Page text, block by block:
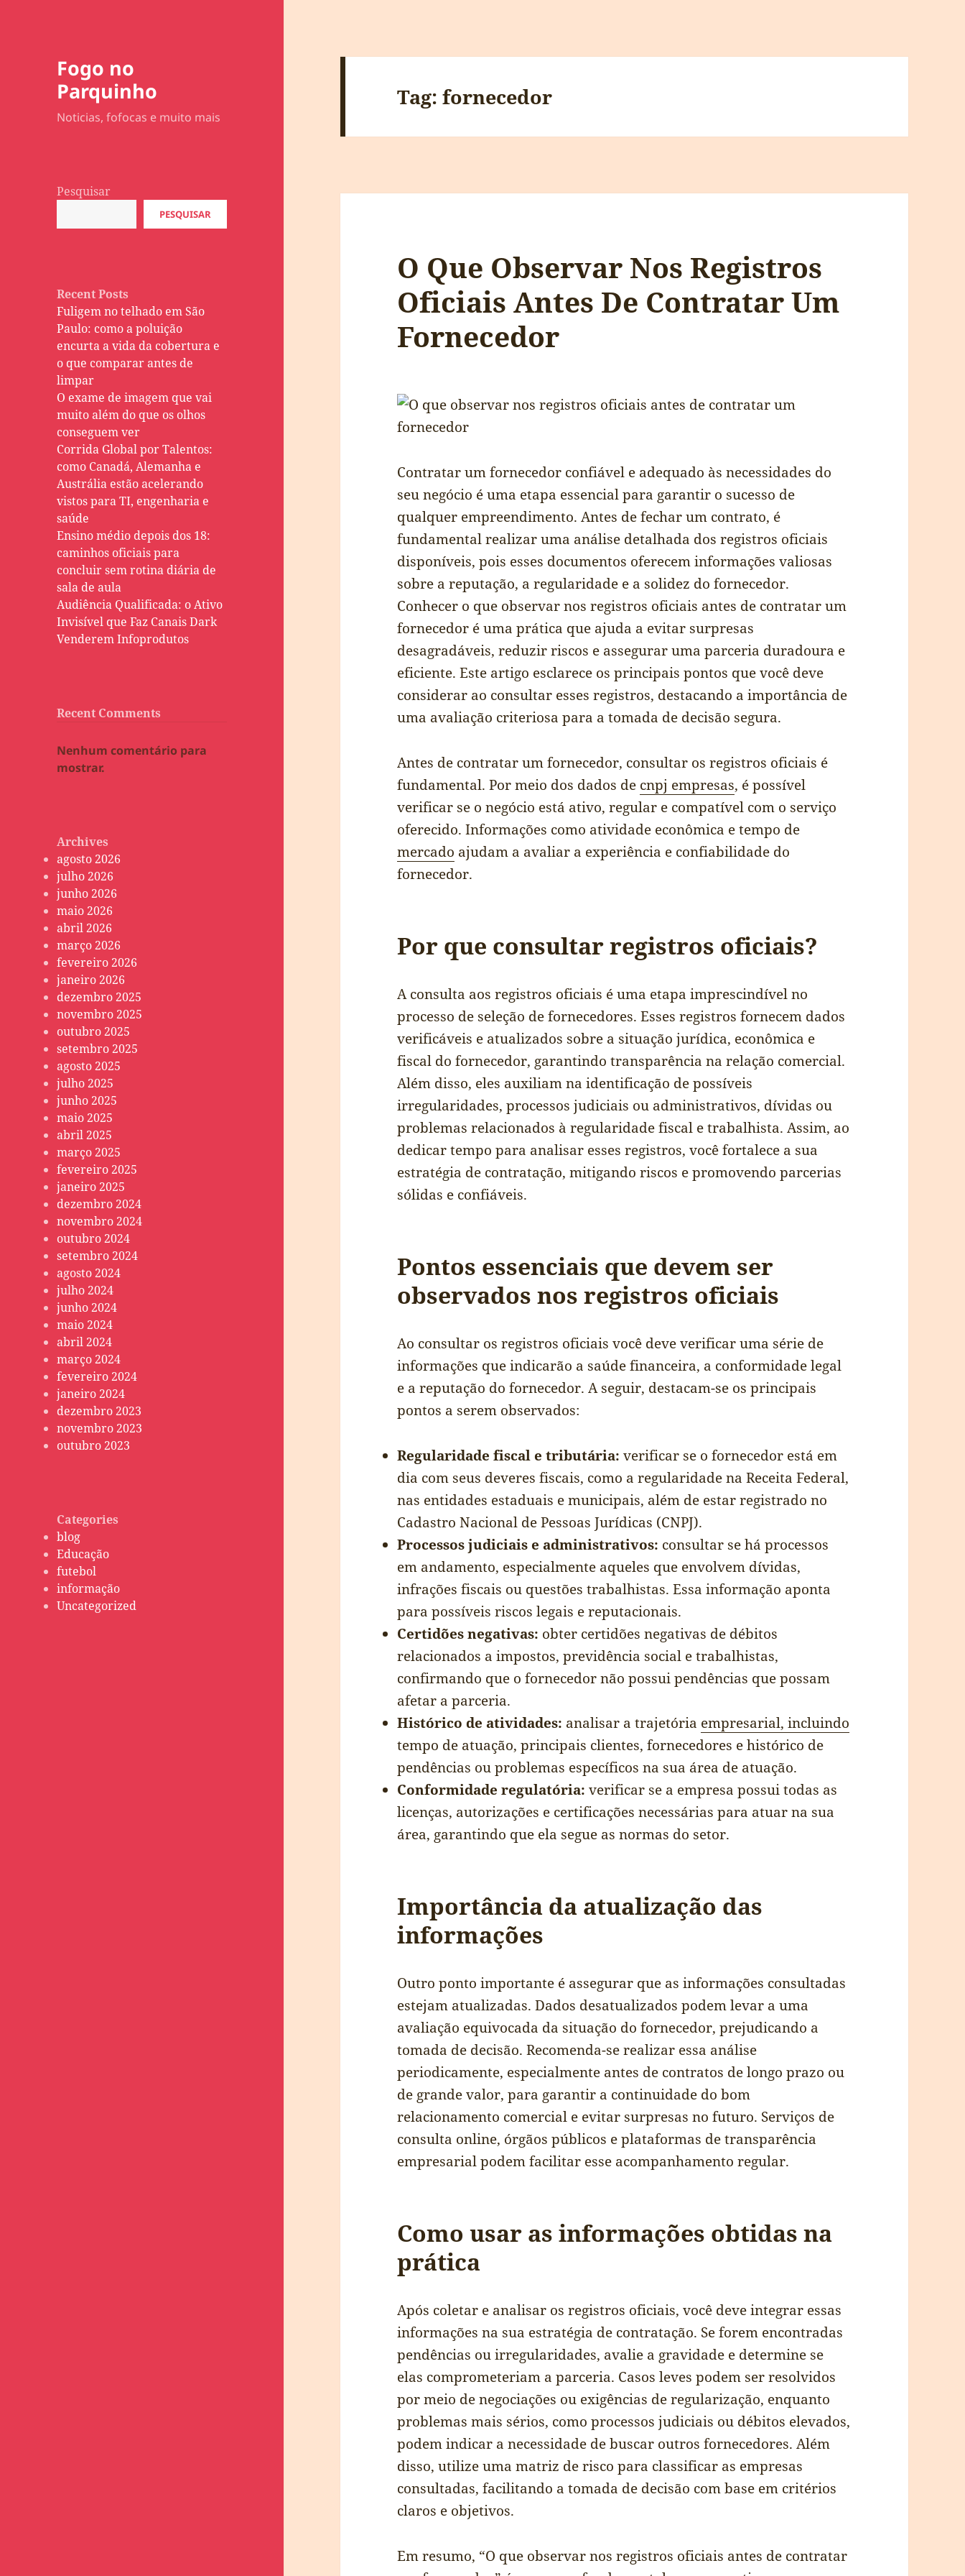
Fogo no
Parquinho
Noticias, fofocas e muito mais
Pesquisar
PESQUISAR
Recent Posts
Fuligem no telhado em São
Paulo: como a poluição
encurta a vida da cobertura e
o que comparar antes de
limpar
O exame de imagem que vai
muito além do que os olhos
conseguem ver
Corrida Global por Talentos:
como Canadá, Alemanha e
Austrália estão acelerando
vistos para TI, engenharia e
saúde
Ensino médio depois dos 18:
caminhos oficiais para
concluir sem rotina diária de
sala de aula
Audiência Qualificada: o Ativo
Invisível que Faz Canais Dark
Venderem Infoprodutos
Recent Comments
Nenhum comentário para
mostrar.
Archives
agosto 2026
julho 2026
junho 2026
maio 2026
abril 2026
março 2026
fevereiro 2026
janeiro 2026
dezembro 2025
novembro 2025
outubro 2025
setembro 2025
agosto 2025
julho 2025
junho 2025
maio 2025
abril 2025
março 2025
fevereiro 2025
janeiro 2025
dezembro 2024
novembro 2024
outubro 2024
setembro 2024
agosto 2024
julho 2024
junho 2024
maio 2024
abril 2024
março 2024
fevereiro 2024
janeiro 2024
dezembro 2023
novembro 2023
outubro 2023
Categories
blog
Educação
futebol
informação
Uncategorized
Tag:fornecedor
O Que Observar Nos Registros
Oficiais Antes De Contratar Um
Fornecedor
Contratar um fornecedor confiável e adequado às necessidades do
seu negócio é uma etapa essencial para garantir o sucesso de
qualquer empreendimento. Antes de fechar um contrato, é
fundamental realizar uma análise detalhada dos registros oficiais
disponíveis, pois esses documentos oferecem informações valiosas
sobre a reputação, a regularidade e a solidez do fornecedor.
Conhecer o que observar nos registros oficiais antes de contratar um
fornecedor é uma prática que ajuda a evitar surpresas
desagradáveis, reduzir riscos e assegurar uma parceria duradoura e
eficiente. Este artigo esclarece os principais pontos que você deve
considerar ao consultar esses registros, destacando a importância de
uma avaliação criteriosa para a tomada de decisão segura.
Antes de contratar um fornecedor, consultar os registros oficiais é
fundamental. Por meio dos dados de cnpj empresas, é possível
verificar se o negócio está ativo, regular e compatível com o serviço
oferecido. Informações como atividade econômica e tempo de
mercado ajudam a avaliar a experiência e confiabilidade do
fornecedor.
Por que consultar registros oficiais?
A consulta aos registros oficiais é uma etapa imprescindível no
processo de seleção de fornecedores. Esses registros fornecem dados
verificáveis e atualizados sobre a situação jurídica, econômica e
fiscal do fornecedor, garantindo transparência na relação comercial.
Além disso, eles auxiliam na identificação de possíveis
irregularidades, processos judiciais ou administrativos, dívidas ou
problemas relacionados à regularidade fiscal e trabalhista. Assim, ao
dedicar tempo para analisar esses registros, você fortalece a sua
estratégia de contratação, mitigando riscos e promovendo parcerias
sólidas e confiáveis.
Pontos essenciais que devem ser
observados nos registros oficiais
Ao consultar os registros oficiais você deve verificar uma série de
informações que indicarão a saúde financeira, a conformidade legal
e a reputação do fornecedor. A seguir, destacam-se os principais
pontos a serem observados:
Regularidade fiscal e tributária: verificar se o fornecedor está em
dia com seus deveres fiscais, como a regularidade na Receita Federal,
nas entidades estaduais e municipais, além de estar registrado no
Cadastro Nacional de Pessoas Jurídicas (CNPJ).
Processos judiciais e administrativos: consultar se há processos
em andamento, especialmente aqueles que envolvem dívidas,
infrações fiscais ou questões trabalhistas. Essa informação aponta
para possíveis riscos legais e reputacionais.
Certidões negativas: obter certidões negativas de débitos
relacionados a impostos, previdência social e trabalhistas,
confirmando que o fornecedor não possui pendências que possam
afetar a parceria.
Histórico de atividades: analisar a trajetória empresarial, incluindo
tempo de atuação, principais clientes, fornecedores e histórico de
pendências ou problemas específicos na sua área de atuação.
Conformidade regulatória: verificar se a empresa possui todas as
licenças, autorizações e certificações necessárias para atuar na sua
área, garantindo que ela segue as normas do setor.
Importância da atualização das
informações
Outro ponto importante é assegurar que as informações consultadas
estejam atualizadas. Dados desatualizados podem levar a uma
avaliação equivocada da situação do fornecedor, prejudicando a
tomada de decisão. Recomenda-se realizar essa análise
periodicamente, especialmente antes de contratos de longo prazo ou
de grande valor, para garantir a continuidade do bom
relacionamento comercial e evitar surpresas no futuro. Serviços de
consulta online, órgãos públicos e plataformas de transparência
empresarial podem facilitar esse acompanhamento regular.
Como usar as informações obtidas na
prática
Após coletar e analisar os registros oficiais, você deve integrar essas
informações na sua estratégia de contratação. Se forem encontradas
pendências ou irregularidades, avalie a gravidade e determine se
elas comprometeriam a parceria. Casos leves podem ser resolvidos
por meio de negociações ou exigências de regularização, enquanto
problemas mais sérios, como processos judiciais ou débitos elevados,
podem indicar a necessidade de buscar outros fornecedores. Além
disso, utilize uma matriz de risco para classificar as empresas
consultadas, facilitando a tomada de decisão com base em critérios
claros e objetivos.
Em resumo, “O que observar nos registros oficiais antes de contratar